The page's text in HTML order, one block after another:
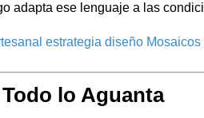
adapta ese lenguaje a las
lo Aguanta